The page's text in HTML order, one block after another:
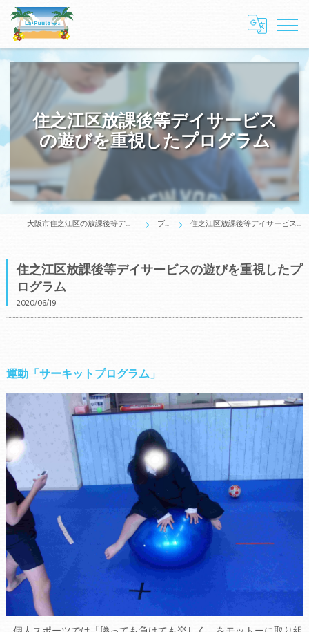
住之江区放課後等デイサービス
の遊びを重視したプログラム
大阪市住之江区の放課後等デイサービスはLa・Puule 住之江 ブログ 住之江区放課後等デイサービスの遊びを重視したプログラム
住之江区放課後等デイサービスの遊びを重視したプ
ログラム
2020/06/19
運動「サーキットプログラム」